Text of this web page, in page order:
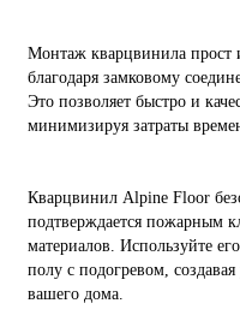
Монтаж кварцвинила прост
благодаря замковому
Это позволяет быстро и
минимизируя затраты
Кварцвинил Alpine Floor
подтверждается пожарным
материалов. Используйте
полу с подогревом,
вашего дома.